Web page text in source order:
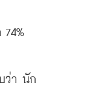
ว่า นัก